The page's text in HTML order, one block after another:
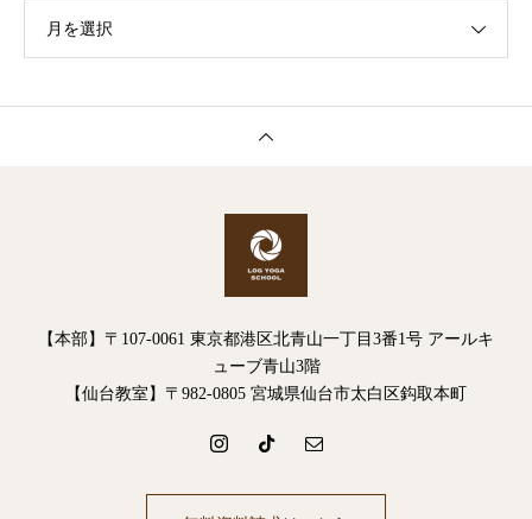
月を選択
【本部】〒107-0061 東京都港区北青山一丁目3番1号 アールキ
ューブ青山3階
【仙台教室】〒982-0805 宮城県仙台市太白区鈎取本町